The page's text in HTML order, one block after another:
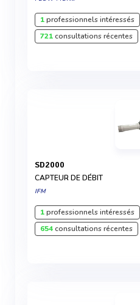
1professionnels intéressés
721consultations récentes
SD2000
CAPTEUR DE DÉBIT
IFM
1professionnels intéressés
654consultations récentes